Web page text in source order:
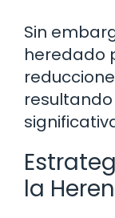
Sin
heredado
la